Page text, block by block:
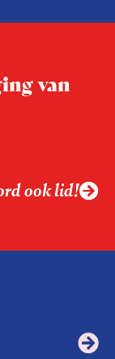
van
ook lid!